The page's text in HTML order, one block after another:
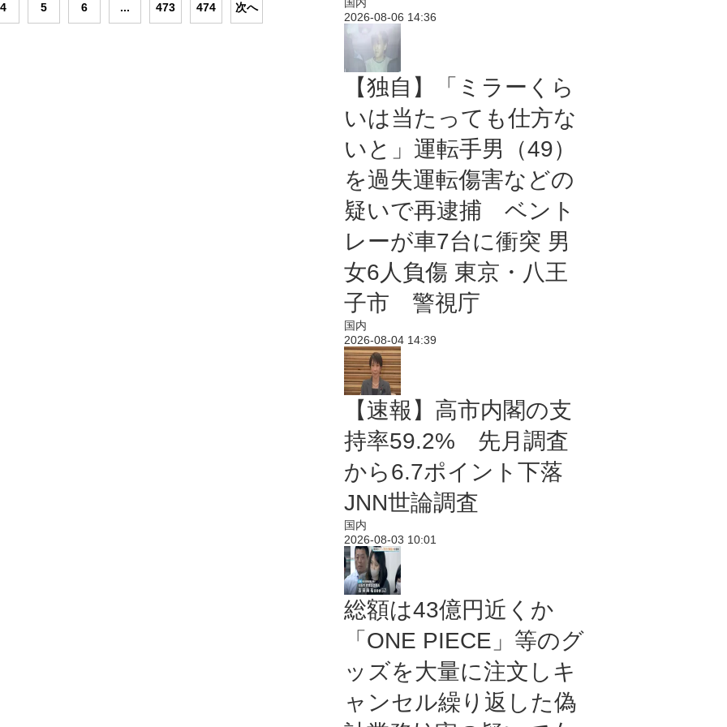
4 5 6 ... 473 474 次へ
2026-08-06 14:36
【独自】「ミラーくら
いは当たっても仕方な
いと」運転手男（49）
を過失運転傷害などの
疑いで再逮捕 ベント
レーが車7台に衝突 男
女6人負傷 東京・八王
子市 警視庁
国内
2026-08-04 14:39
【速報】高市内閣の支
持率59.2% 先月調査
から6.7ポイント下落
JNN世論調査
国内
2026-08-03 10:01
総額は43億円近くか
「ONE PIECE」等のグ
ッズを大量に注文しキ
ャンセル繰り返した偽